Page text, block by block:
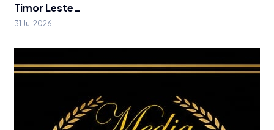
Timor Leste…
31 Jul 2026